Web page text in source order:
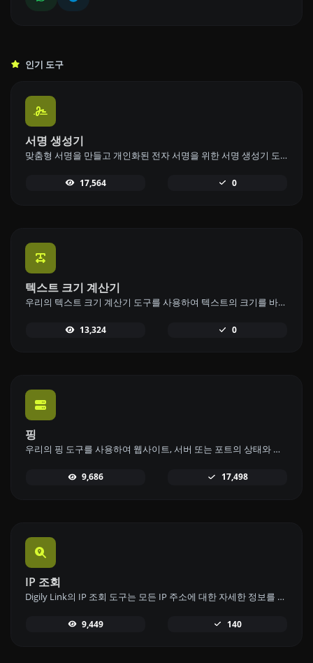
인기 도구
서명 생성기
맞춤형 서명을 만들고 개인화된 전자 서명을 위한 서명 생성기 도구로 쉽게 다운로드하세요.
17,564 0
텍스트 크기 계산기
우리의 텍스트 크기 계산기 도구를 사용하여 텍스트의 크기를 바이트(B), 킬로바이트(KB), 메가바이트(MB)로 계산하세요.
13,324 0
핑
우리의 핑 도구를 사용하여 웹사이트, 서버 또는 포트의 상태와 응답 시간을 빠르고 효율적으로 확인하세요.
9,686 17,498
IP 조회
Digily Link의 IP 조회 도구는 모든 IP 주소에 대한 자세한 정보를 제공합니다. 이 무료 온라인 서비스를 사용하여 포괄적인 IP 데이터를 얻으세요.
9,449 140